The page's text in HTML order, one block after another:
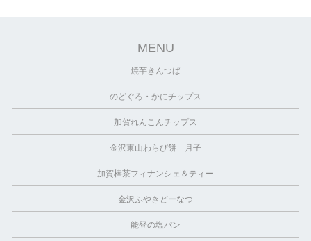
MENU
焼芋きんつば
のどぐろ・かにチップス
加賀れんこんチップス
金沢東山わらび餅 月子
加賀棒茶フィナンシェ＆ティー
金沢ふやきどーなつ
能登の塩パン